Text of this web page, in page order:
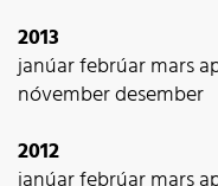
2013
janúarfebrúarmars
nóvemberdesember
2012